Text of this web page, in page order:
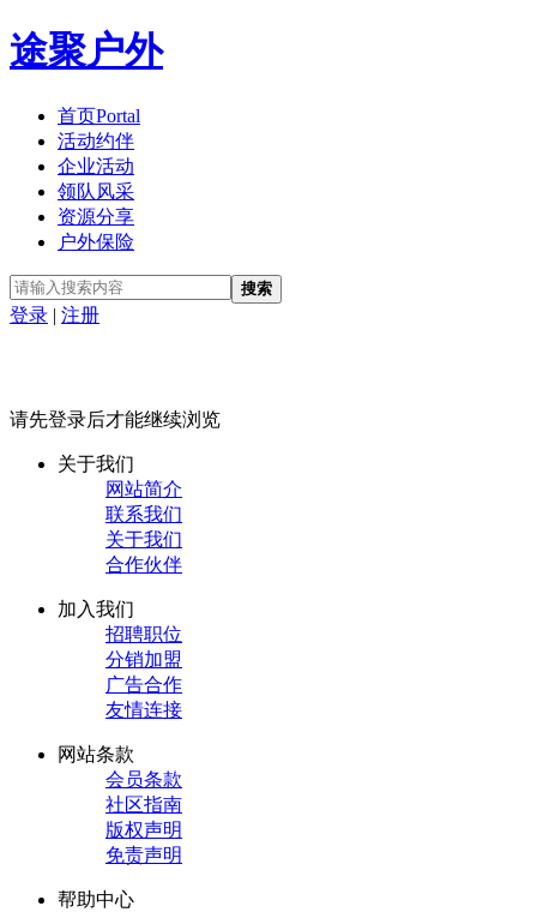
途聚户外
首页Portal
活动约伴
企业活动
领队风采
资源分享
户外保险
搜索
登录 | 注册
请先登录后才能继续浏览
关于我们
网站简介
联系我们
关于我们
合作伙伴
加入我们
招聘职位
分销加盟
广告合作
友情连接
网站条款
会员条款
社区指南
版权声明
免责声明
帮助中心